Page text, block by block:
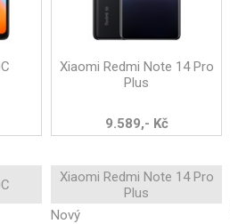
Xiaomi Redmi Note 14 Pro
Plus
9.589,- Kč
Xiaomi Redmi Note 14 Pro
Plus
Nový